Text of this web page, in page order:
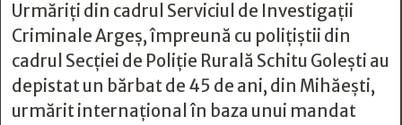
Urmăriți din cadrul Serviciul de Investigații
Criminale Argeș, împreună cu polițiștii din
cadrul Secției de Poliție Rurală Schitu Goleşti au
depistat un bărbat de 45 de ani, din Mihăeşti,
urmărit internaţional în baza unui mandat